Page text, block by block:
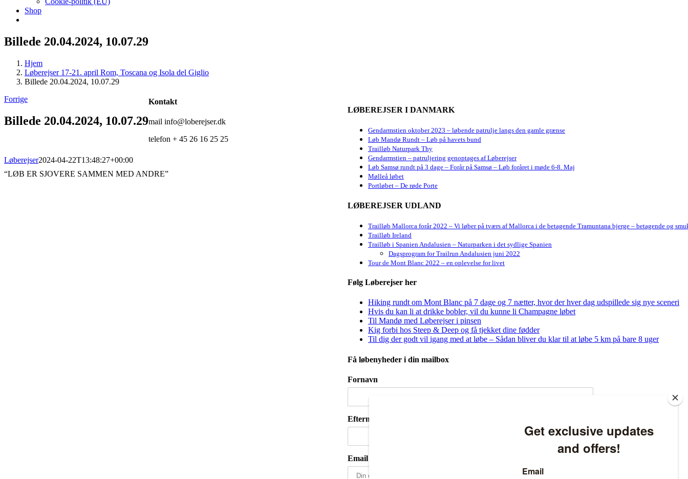
Shop
Billede 20.04.2024, 10.07.29
Hjem
Løberejser 17-21. april Rom, Toscana og Isola del Giglio
Billede 20.04.2024, 10.07.29
Forrige
Billede 20.04.2024, 10.07.29
Løberejser2024-04-22T13:48:27+00:00
LØBEREJSER I DANMARK
Gendarmstien oktober 2023 – løbende patrulje langs den gamle grænse
Løb Mandø Rundt – Løb på havets bund
Trailløb Naturpark Thy
Gendarmstien – patruljering genoptages af Løberejser
Løb Samsø rundt på 3 dage – Forår på Samsø – Løb foråret i møde 6-8. Maj
Mølleå løbet
Portløbet – De røde Porte
LØBEREJSER UDLAND
Trailløb Mallorca forår 2022 – Vi løber på tværs af Mallorca i de betagende Tramuntana bjerge – betagende og
Trailløb Ireland
Trailløb i Spanien Andalusien – Naturparken i det sydlige Spanien
Dagsprogram for Trailrun Andalusien juni 2022
Tour de Mont Blanc 2022 – en oplevelse for livet
Følg Løberejser her
Hiking rundt om Mont Blanc på 7 dage og 7 nætter, hvor der hver dag udspillede sig nye sceneri
Hvis du kan li at drikke bobler, vil du kunne li Champagne løbet
Til Mandø med Løberejser i pinsen
Kig forbi hos Steep & Deep og få tjekket dine fødder
Til dig der godt vil igang med at løbe – Sådan bliver du klar til at løbe 5 km på bare 8 uger
Få løbenyheder i din mailbox
Fornavn
Efternavn
Email adresse:
Kontakt
mail info@loberejser.dk
telefon + 45 26 16 25 25
“LØB ER SJOVERE SAMMEN MED ANDRE”